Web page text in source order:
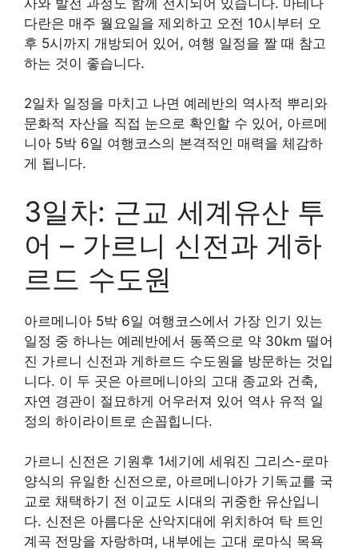
다란은 매주 월요일을 제외하고 오전 10시부터 오
후 5시까지 개방되어 있어, 여행 일정을 짤 때 참고
하는 것이 좋습니다.
2일차 일정을 마치고 나면 예레반의 역사적 뿌리와
문화적 자산을 직접 눈으로 확인할 수 있어, 아르메
니아 5박 6일 여행코스의 본격적인 매력을 체감하
게 됩니다.
3일차: 근교 세계유산 투
어 – 가르니 신전과 게하
르드 수도원
아르메니아 5박 6일 여행코스에서 가장 인기 있는
일정 중 하나는 예레반에서 동쪽으로 약 30km 떨어
진 가르니 신전과 게하르드 수도원을 방문하는 것입
니다. 이 두 곳은 아르메니아의 고대 종교와 건축,
자연 경관이 절묘하게 어우러져 있어 역사 유적 일
정의 하이라이트로 손꼽힙니다.
가르니 신전은 기원후 1세기에 세워진 그리스-로마
양식의 유일한 신전으로, 아르메니아가 기독교를 국
교로 채택하기 전 이교도 시대의 귀중한 유산입니
다. 신전은 아름다운 산악지대에 위치하여 탁 트인
계곡 전망을 자랑하며, 내부에는 고대 로마식 목욕